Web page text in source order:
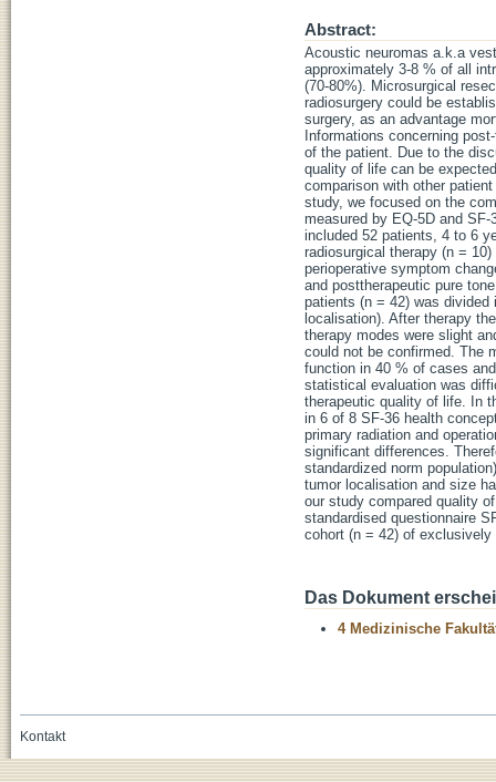
Abstract:
Acoustic neuromas a.k.a
approximately 3-8 % of all
(70-80%). Microsurgical
radiosurgery could be
surgery, as an advantage
Informations concerning
of the patient. Due to the
quality of life can be
comparison with other
study, we focused on the
measured by EQ-5D and
included 52 patients, 4 to 6
radiosurgical therapy (n =
perioperative symptom
and posttherapeutic pure
patients (n = 42) was
localisation). After therapy
therapy modes were slight
could not be confirmed. The
function in 40 % of cases
statistical evaluation was
therapeutic quality of life. In
in 6 of 8 SF-36 health
primary radiation and
significant differences.
standardized norm
tumor localisation and size
our study compared quality
standardised questionnaire
cohort (n = 42) of
Das Dokument
4 Medizinische
Kontakt